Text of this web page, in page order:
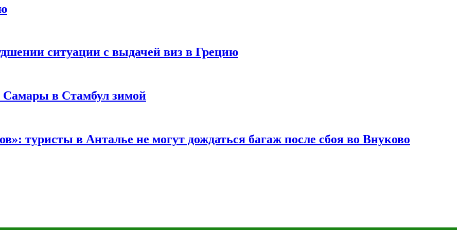
ситуации с выдачей виз в Грецию
Самары в Стамбул зимой
туристы в Анталье не могут дождаться багаж после сбоя во Внуково